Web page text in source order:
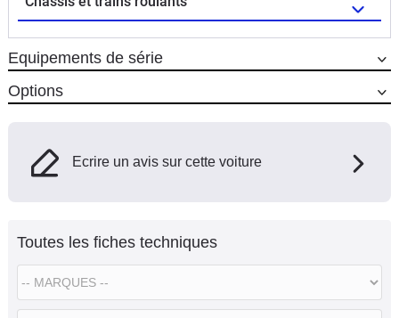
Equipements de série
Options
Ecrire un avis sur cette voiture
Toutes les fiches techniques